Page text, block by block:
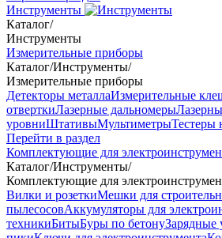
Инструменты
Каталог/
Инструменты
Измерительные приборы
Каталог/Инструменты/
Измерительные приборы
Детекторы металлаИзмерительные
отверткиЛазерные дальномеры
уровниШтативыМультиметрыТестеры
Перейти в раздел
Комплектующие для
Каталог/Инструменты/
Комплектующие для
Вилки и розеткиМешки для
пылесосовАккумуляторы для
техникиБитыБуры по бетонуЗарядные